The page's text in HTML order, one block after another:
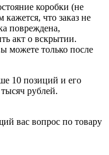
коробки (не
кажется, что заказ не
повреждена,
акт о вскрытии.
можете только после
10 позиций и его
рублей.
вас вопрос по товару